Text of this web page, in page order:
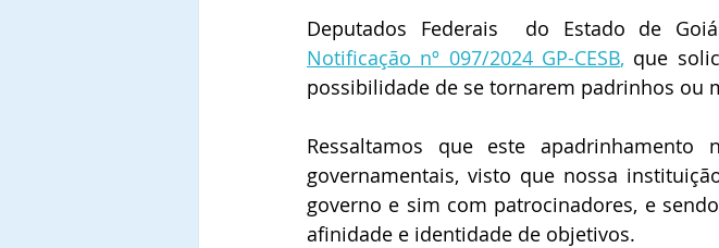
Deputados Federais  do Estado de
Notificação nº 097/2024 GP-CESB, que
possibilidade de se tornarem padrinhos ou
Ressaltamos que este
governamentais, visto que nossa
governo e sim com patrocinadores, e
afinidade e identidade de objetivos.